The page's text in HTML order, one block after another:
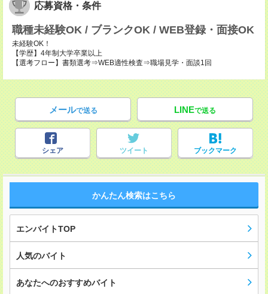
応募資格・条件
職種未経験OK / ブランクOK / WEB登録・面接OK
未経験OK！
【学歴】4年制大学卒業以上
【選考フロー】書類選考⇒WEB適性検査⇒職場見学・面談1回
メールで送る LINEで送る
シェア ツイート ブックマーク
かんたん検索はこちら
エンバイトTOP
人気のバイト
あなたへのおすすめバイト